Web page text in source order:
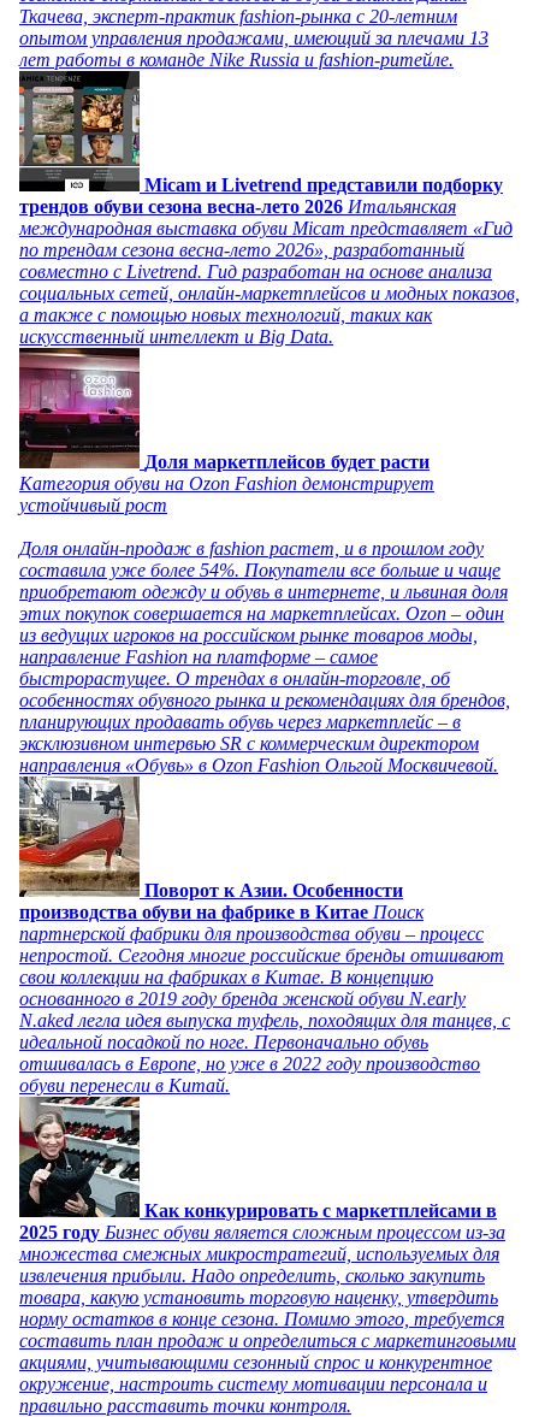
Ткачева, эксперт-практик fashion-рынка с 20-летним
опытом управления продажами, имеющий за плечами 13
лет работы в команде Nike Russia и fashion-ритейле.
Micam и Livetrend представили подборку
трендов обуви сезона весна-лето 2026 Итальянская
международная выставка обуви Micam представляет «Гид
по трендам сезона весна-лето 2026», разработанный
совместно с Livetrend. Гид разработан на основе анализа
социальных сетей, онлайн-маркетплейсов и модных показов,
а также с помощью новых технологий, таких как
искусственный интеллект и Big Data.
Доля маркетплейсов будет расти
Категория обуви на Ozon Fashion демонстрирует
устойчивый рост
Доля онлайн-продаж в fashion растет, и в прошлом году
составила уже более 54%. Покупатели все больше и чаще
приобретают одежду и обувь в интернете, и львиная доля
этих покупок совершается на маркетплейсах. Ozon – один
из ведущих игроков на российском рынке товаров моды,
направление Fashion на платформе – самое
быстрорастущее. О трендах в онлайн-торговле, об
особенностях обувного рынка и рекомендациях для брендов,
планирующих продавать обувь через маркетплейс – в
эксклюзивном интервью SR с коммерческим директором
направления «Обувь» в Ozon Fashion Ольгой Москвичевой.
Поворот к Азии. Особенности
производства обуви на фабрике в Китае Поиск
партнерской фабрики для производства обуви – процесс
непростой. Сегодня многие российские бренды отшивают
свои коллекции на фабриках в Китае. В концепцию
основанного в 2019 году бренда женской обуви N.early
N.aked легла идея выпуска туфель, походящих для танцев, с
идеальной посадкой по ноге. Первоначально обувь
отшивалась в Европе, но уже в 2022 году производство
обуви перенесли в Китай.
Как конкурировать с маркетплейсами в
2025 году Бизнес обуви является сложным процессом из-за
множества смежных микростратегий, используемых для
извлечения прибыли. Надо определить, сколько закупить
товара, какую установить торговую наценку, утвердить
норму остатков в конце сезона. Помимо этого, требуется
составить план продаж и определиться с маркетинговыми
акциями, учитывающими сезонный спрос и конкурентное
окружение, настроить систему мотивации персонала и
правильно расставить точки контроля.